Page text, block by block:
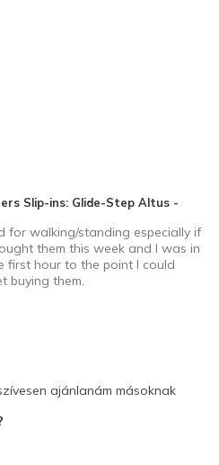
Slip-ins: Glide-Step Altus -
for walking/standing especially if
them this week and I was in
first hour to the point I could
buying them.
ajánlanám másoknak